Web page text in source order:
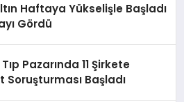
Haftaya Yükselişle Başladı
Gördü
Pazarında 11 Şirkete
Soruşturması Başladı